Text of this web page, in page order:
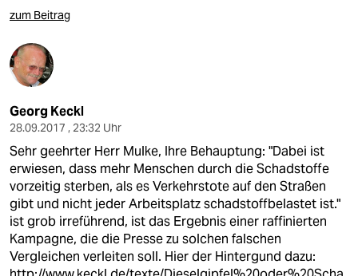
zum Beitrag
Georg Keckl
28.09.2017 , 23:32 Uhr
Sehr geehrter Herr Mulke, Ihre Behauptung: "Dabei ist
erwiesen, dass mehr Menschen durch die Schadstoffe
vorzeitig sterben, als es Verkehrstote auf den Straßen
gibt und nicht jeder Arbeitsplatz schadstoffbelastet ist."
ist grob irreführend, ist das Ergebnis einer raffinierten
Kampagne, die die Presse zu solchen falschen
Vergleichen verleiten soll. Hier der Hintergund dazu: